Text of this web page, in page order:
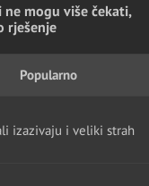
mogu više čekati,
rješenje
Popularno
izazivaju i veliki strah